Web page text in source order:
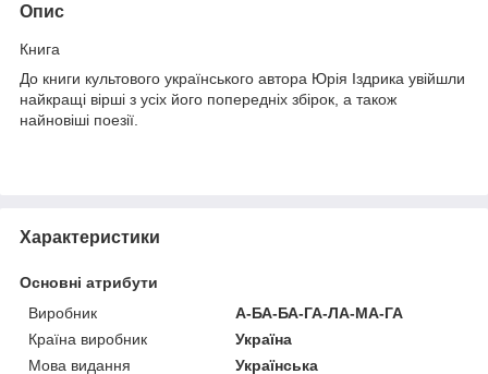
Опис
Книга
До книги культового українського автора Юрія Іздрика увійшли
найкращі вірші з усіх його попередніх збірок, а також
найновіші поезії.
Характеристики
Основні атрибути
Виробник
А-БА-БА-ГА-ЛА-МА-ГА
Країна виробник
Україна
Мова видання
Українська